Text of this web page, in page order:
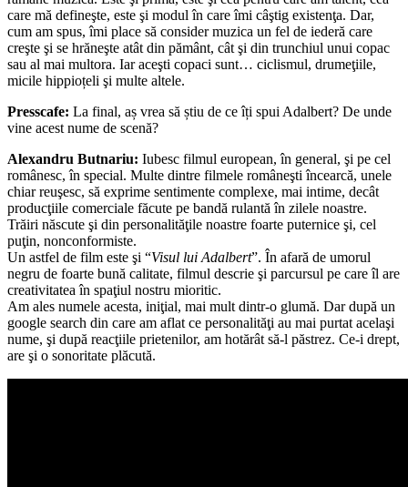
care mă defineşte, este şi modul în care îmi câştig existenţa. Dar,
cum am spus, îmi place să consider muzica un fel de iederă care
creşte şi se hrăneşte atât din pământ, cât şi din trunchiul unui copac
sau al mai multora. Iar aceşti copaci sunt… ciclismul, drumeţiile,
micile hippioțeli şi multe altele.
Presscafe: La final, aș vrea să știu de ce îți spui Adalbert? De unde
vine acest nume de scenă?
Alexandru Butnariu: Iubesc filmul european, în general, şi pe cel
românesc, în special. Multe dintre filmele româneşti încearcă, unele
chiar reuşesc, să exprime sentimente complexe, mai intime, decât
producţiile comerciale făcute pe bandă rulantă în zilele noastre.
Trăiri născute şi din personalităţile noastre foarte puternice şi, cel
puţin, nonconformiste.
Un astfel de film este şi “Visul lui Adalbert”. În afară de umorul
negru de foarte bună calitate, filmul descrie şi parcursul pe care îl are
creativitatea în spaţiul nostru mioritic.
Am ales numele acesta, iniţial, mai mult dintr-o glumă. Dar după un
google search din care am aflat ce personalităţi au mai purtat acelaşi
nume, şi după reacţiile prietenilor, am hotărât să-l păstrez. Ce-i drept,
are şi o sonoritate plăcută.